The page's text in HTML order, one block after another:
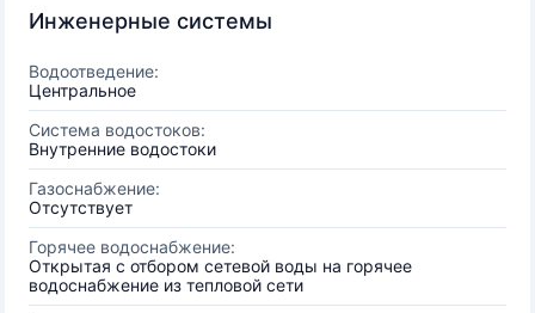
Инженерные системы
Водоотведение:
Центральное
Система водостоков:
Внутренние водостоки
Газоснабжение:
Отсутствует
Горячее водоснабжение:
Открытая с отбором сетевой воды на горячее
водоснабжение из тепловой сети